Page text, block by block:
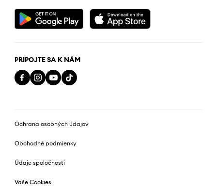
PRIPOJTE SA K NÁM
Ochrana osobných údajov
Obchodné podmienky
Údaje spoločnosti
Vaše Cookies